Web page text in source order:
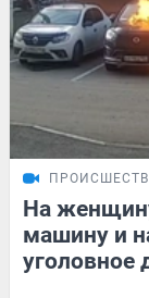
На
машину и
уголовное